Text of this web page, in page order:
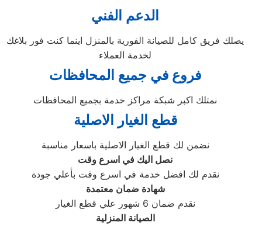
الدعم الفني
يصلك فريق كامل للصيانة الفورية بالمنزل اينما كنت فور بلاغك
لخدمة العملاء
فروع في جميع المحافظات
نمتلك اكبر شبكة مراكز خدمة بجميع المحافظات
قطع الغيار الاصلية
نضمن لك قطع الغيار الاصلية باسعار مناسبة
نصل اليك في اسرع وقت
نقدم لك افضل خدمة في اسرع وقت بأعلي جودة
شهادة ضمان معتمدة
نقدم ضمان 6 شهور علي قطع الغيار
الصيانة المنزلية